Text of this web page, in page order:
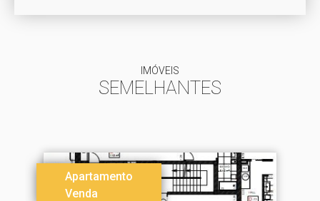
IMÓVEIS
SEMELHANTES
Apartamento
Venda